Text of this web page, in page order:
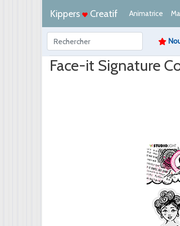
Kippers Creatif Animatrice
Face-it Signature